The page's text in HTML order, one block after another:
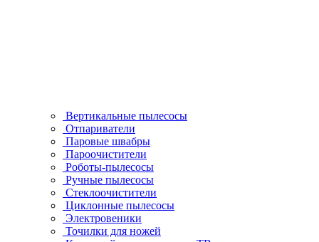
Вертикальные пылесосы
Отпариватели
Паровые швабры
Пароочистители
Роботы-пылесосы
Ручные пылесосы
Стеклоочистители
Циклонные пылесосы
Электровеники
Точилки для ножей